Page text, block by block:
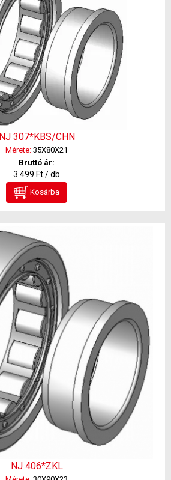
NJ 307*KBS/CHN
Mérete: 35X80X21
Bruttó ár:
3 499 Ft / db
Kosárba
NJ 406*ZKL